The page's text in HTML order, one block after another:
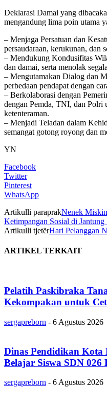
​Deklarasi Damai yang
mengandung lima poin utama
– ​Menjaga Persatuan dan
persaudaraan, kerukunan, dan
– ​Mendukung Kondusifitas
dan damai, serta menolak
– ​Mengutamakan Dialog dan
perbedaan pendapat dengan
– ​Berkolaborasi dengan
dengan Pemda, TNI, dan Polri
ketenteraman.
– ​Menjadi Teladan dalam
semangat gotong royong dan
YN
Facebook
Twitter
Pinterest
WhatsApp
Artikulli paraprakNenek
Ketimpangan Sosial di
Artikulli tjetërHari Pelanggan
ARTIKEL TERKAIT
Pelatih Paskibraka
Kekompakan untuk
sergapreborn - 6 Agustus 2026
Dinas Pendidikan Kota
Belajar Siswa SDN 026
sergapreborn - 6 Agustus 2026